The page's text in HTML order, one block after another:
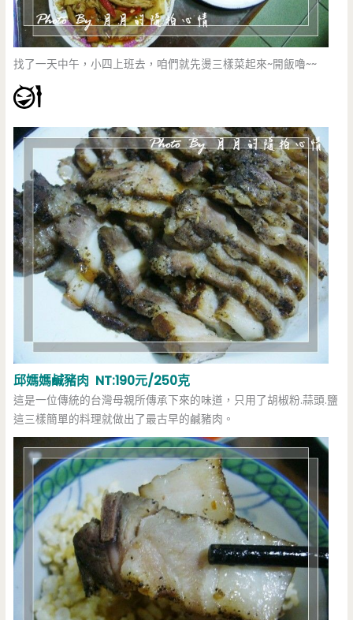
找了一天中午，小四上班去，咱們就先燙三樣菜起來~開飯嚕~~
邱媽媽鹹豬肉 NT:190元/250克
這是一位傳統的台灣母親所傳承下來的味道，只用了胡椒粉.蒜頭.鹽
這三樣簡單的料理就做出了最古早的鹹豬肉。